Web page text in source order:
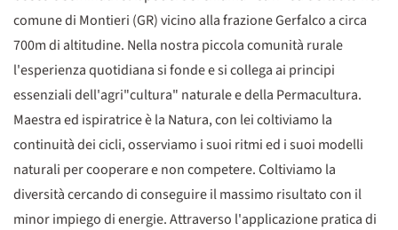
comune di Montieri (GR) vicino alla frazione Gerfalco a circa
700m di altitudine. Nella nostra piccola comunità rurale
l'esperienza quotidiana si fonde e si collega ai principi
essenziali dell'agri"cultura" naturale e della Permacultura.
Maestra ed ispiratrice è la Natura, con lei coltiviamo la
continuità dei cicli, osserviamo i suoi ritmi ed i suoi modelli
naturali per cooperare e non competere. Coltiviamo la
diversità cercando di conseguire il massimo risultato con il
minor impiego di energie. Attraverso l'applicazione pratica di